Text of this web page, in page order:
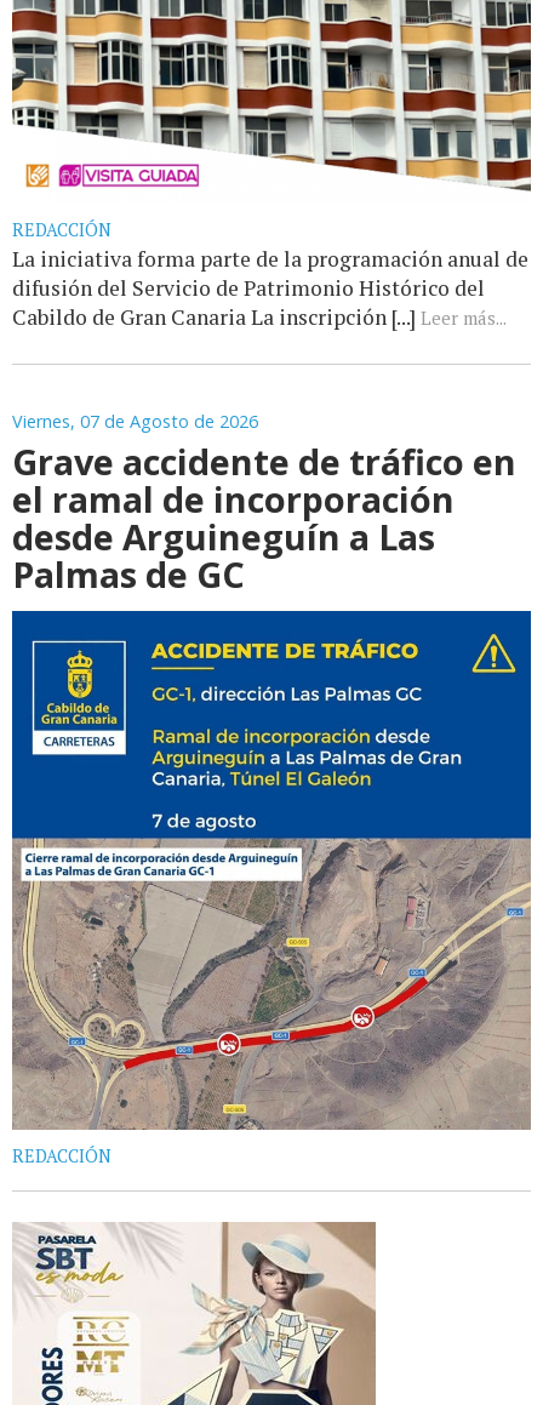
REDACCIÓN
La iniciativa forma parte de la programación anual de
difusión del Servicio de Patrimonio Histórico del
Cabildo de Gran Canaria La inscripción [...] Leer más...
Viernes, 07 de Agosto de 2026
Grave accidente de tráfico en
el ramal de incorporación
desde Arguineguín a Las
Palmas de GC
REDACCIÓN